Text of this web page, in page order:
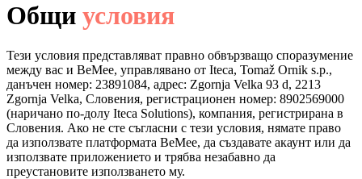
Общи условия
Тези условия представляват правно обвързващо споразумение
между вас и BeMee, управлявано от Iteca, Tomaž Ornik s.p.,
данъчен номер: 23891084, адрес: Zgornja Velka 93 d, 2213
Zgornja Velka, Словения, регистрационен номер: 8902569000
(наричано по-долу Iteca Solutions), компания, регистрирана в
Словения. Ако не сте съгласни с тези условия, нямате право
да използвате платформата BeMee, да създавате акаунт или да
използвате приложението и трябва незабавно да
преустановите използването му.